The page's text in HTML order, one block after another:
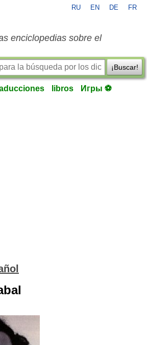
RU EN DE FR
enciclopedias sobre el
¡Buscar!
libros Игры ⚽